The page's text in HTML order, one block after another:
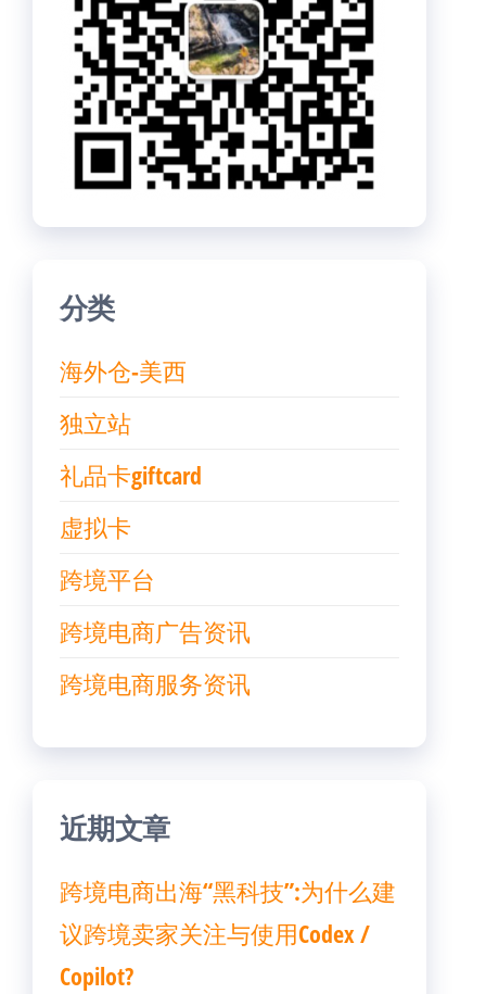
分类
海外仓-美西
独立站
礼品卡giftcard
虚拟卡
跨境平台
跨境电商广告资讯
跨境电商服务资讯
近期文章
跨境电商出海“黑科技”:为什么建
议跨境卖家关注与使用Codex /
Copilot?